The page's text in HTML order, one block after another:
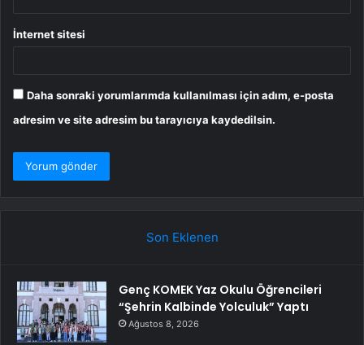
İnternet sitesi
Daha sonraki yorumlarımda kullanılması için adım, e-posta
adresim ve site adresim bu tarayıcıya kaydedilsin.
Son Eklenen
Genç KOMEK Yaz Okulu Öğrencileri
“Şehrin Kalbinde Yolculuk” Yaptı
Ağustos 8, 2026